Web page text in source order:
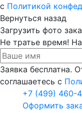
с Политикой
Вернуться назад
Загрузить фото
Не тратье время!
Заявка бесплатна.
соглашаетесь с
+7 (499) 460-
Оформить